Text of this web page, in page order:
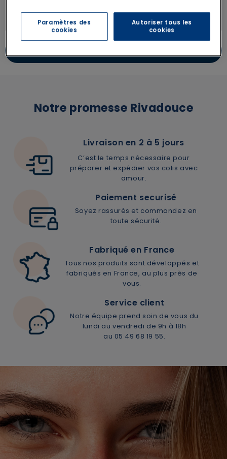
Notre promesse Rivadouce
Livraison en 2 à 5 jours
C’est le temps nécessaire pour
préparer et expédier vos colis avec
amour.
Paiement securisé
Soyez rassurés et commandez en
toute sécurité.
Fabriqué en France
Tous nos produits sont développés et
fabriqués en France, au plus près de
vous.
Service client
Notre équipe prend soin de vous du
lundi au vendredi de 9h à 18h
au 05 49 68 19 55.
Paramètres des
cookies
Autoriser tous les
cookies